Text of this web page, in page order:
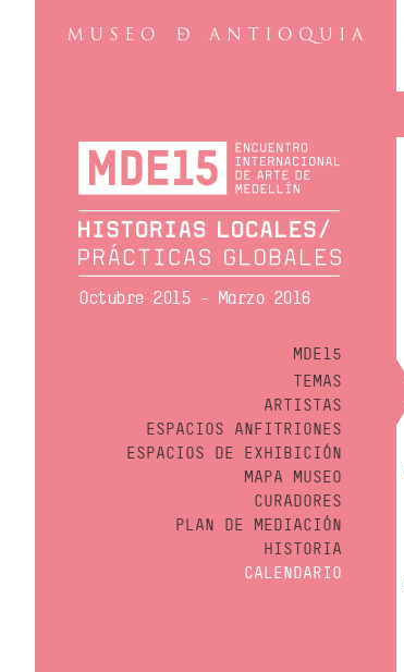
Octubre 2015 - Marzo 2016
MDE15
TEMAS
ARTISTAS
ESPACIOS ANFITRIONES
ESPACIOS DE EXHIBICIÓN
MAPA MUSEO
CURADORES
PLAN DE MEDIACIÓN
HISTORIA
CALENDARIO